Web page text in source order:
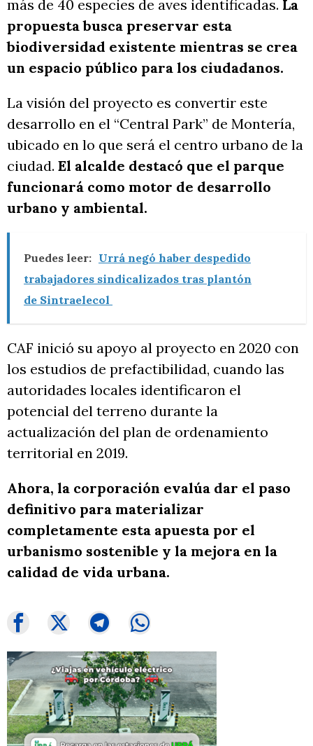
más de 40 especies de aves identificadas. La
propuesta busca preservar esta
biodiversidad existente mientras se crea
un espacio público para los ciudadanos.
La visión del proyecto es convertir este
desarrollo en el “Central Park” de Montería,
ubicado en lo que será el centro urbano de la
ciudad. El alcalde destacó que el parque
funcionará como motor de desarrollo
urbano y ambiental.
Puedes leer: Urrá negó haber despedido
trabajadores sindicalizados tras plantón
de Sintraelecol
CAF inició su apoyo al proyecto en 2020 con
los estudios de prefactibilidad, cuando las
autoridades locales identificaron el
potencial del terreno durante la
actualización del plan de ordenamiento
territorial en 2019.
Ahora, la corporación evalúa dar el paso
definitivo para materializar
completamente esta apuesta por el
urbanismo sostenible y la mejora en la
calidad de vida urbana.